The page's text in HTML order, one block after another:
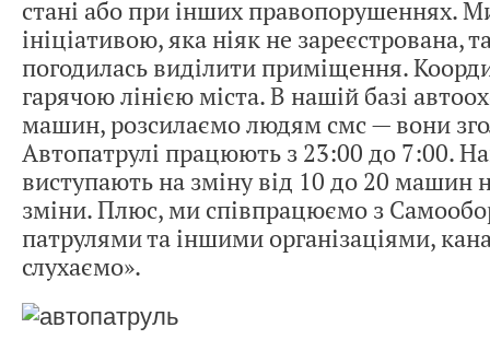
стані або при інших правопорушеннях.
ініціативою, яка ніяк не зареєстрована,
погодилась виділити приміщення.
гарячою лінією міста. В нашій базі
машин, розсилаємо людям смс — вони
Автопатрулі працюють з 23:00 до 7:00.
виступають на зміну від 10 до 20 машин
зміни. Плюс, ми співпрацюємо з
патрулями та іншими організаціями,
слухаємо».